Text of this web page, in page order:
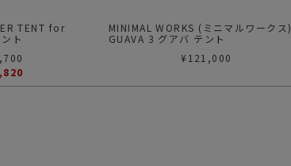
TENT for
ト
MINIMAL WORKS (ミニマルワークス)
GUAVA 3 グアバ テント
¥ 121,000